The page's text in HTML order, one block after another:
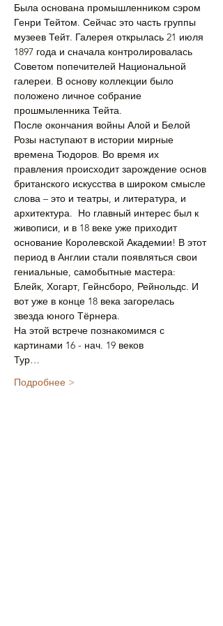
Была основана промышленником сэром
Генри Тейтом. Сейчас это часть группы
музеев Тейт. Галерея открылась 21 июля
1897 года и сначала контролировалась
Советом попечителей Национальной
галереи. В основу коллекции было
положено личное собрание
прошмыленника Тейта.
После окончания войны Алой и Белой
Розы наступают в истории мирные
времена Тюдоров. Во время их
правления происходит зарождение основ
британского искусства в широком смысле
слова – это и театры, и литература, и
архитектура.  Но главный интерес был к
живописи, и в 18 веке уже приходит
основание Королевской Академии! В этот
период в Англии стали появляться свои
гениальные, самобытные мастера:
Блейк, Хогарт, Гейнсборо, Рейнольдс. И
вот уже в конце 18 века загорелась
звезда юного Тёрнера.
На этой встрече познакомимся с
картинами 16 - нач. 19 веков
Тур…
Подробнее >